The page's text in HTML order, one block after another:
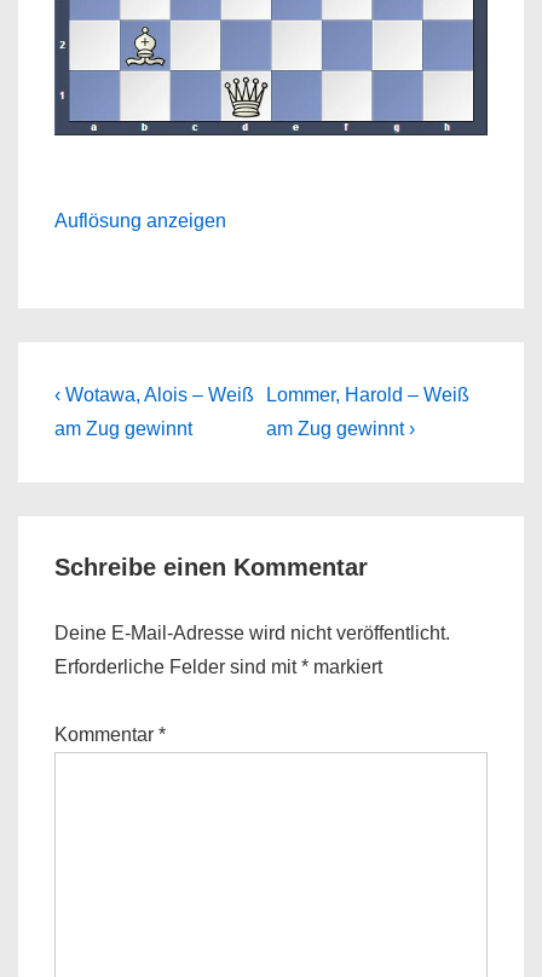
Auflösung anzeigen
Beitragsnavigation
Previous
Post
‹ Wotawa, Alois – Weiß
am Zug gewinnt
Next
Post
Lommer, Harold – Weiß
am Zug gewinnt ›
Schreibe einen Kommentar
Deine E-Mail-Adresse wird nicht veröffentlicht.
Erforderliche Felder sind mit* markiert
Kommentar *